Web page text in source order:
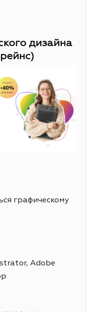
дизайна
графическому
Adobe